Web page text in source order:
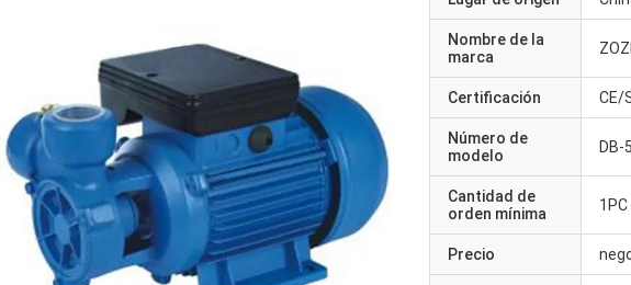
Nombre de la
marca
Certificación CE/
Número de
modelo
DB-
Cantidad de
orden mínima
1PC
Precio